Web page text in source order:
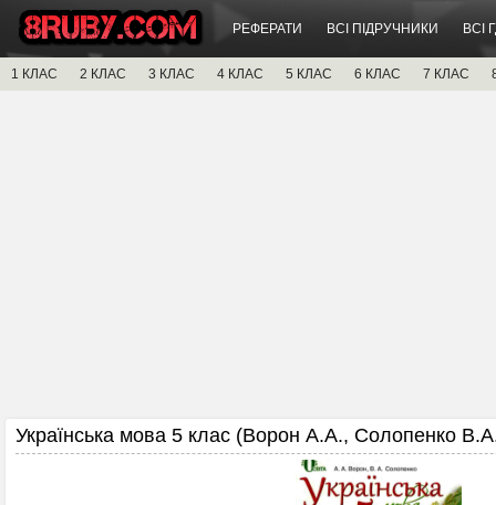
РЕФЕРАТИ ВСІ ПІДРУЧНИКИ ВСІ
1 КЛАС 2 КЛАС 3 КЛАС 4 КЛАС 5 КЛАС 6 КЛАС 7 КЛАС
Українська мова 5 клас (Ворон А.А., Солопенко